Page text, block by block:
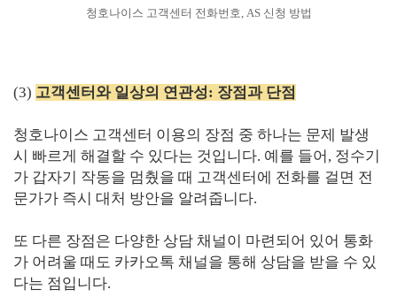
청호나이스 고객센터 전화번호, AS 신청 방법
(3) 고객센터와 일상의 연관성: 장점과 단점
청호나이스 고객센터 이용의 장점 중 하나는 문제 발생
시 빠르게 해결할 수 있다는 것입니다. 예를 들어, 정수기
가 갑자기 작동을 멈췄을 때 고객센터에 전화를 걸면 전
문가가 즉시 대처 방안을 알려줍니다.
또 다른 장점은 다양한 상담 채널이 마련되어 있어 통화
가 어려울 때도 카카오톡 채널을 통해 상담을 받을 수 있
다는 점입니다.